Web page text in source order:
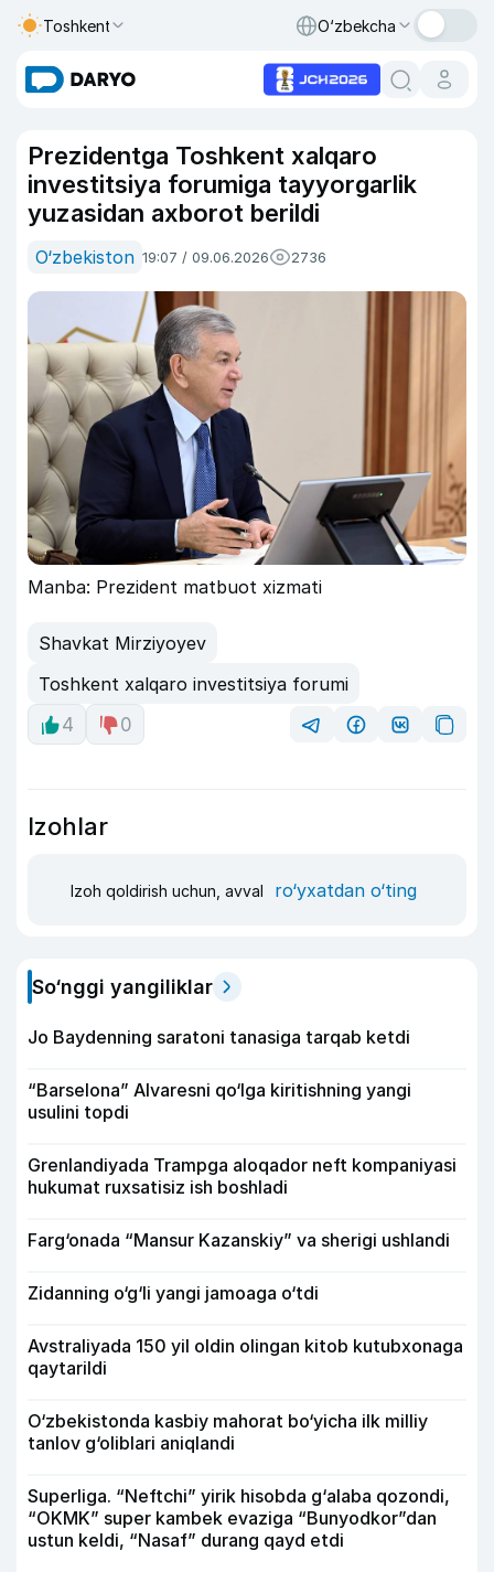
Toshkent O‘zbekcha
Prezidentga Toshkent xalqaro
investitsiya forumiga tayyorgarlik
yuzasidan axborot berildi
O‘zbekiston 19:07 / 09.06.2026 2736
Manba: Prezident matbuot xizmati
Shavkat Mirziyoyev
Toshkent xalqaro investitsiya forumi
4
0
Izohlar
Izoh qoldirish uchun, avval ro‘yxatdan o‘ting
So‘nggi yangiliklar
Jo Baydenning saratoni tanasiga tarqab ketdi
“Barselona” Alvaresni qo‘lga kiritishning yangi
usulini topdi
Grenlandiyada Trampga aloqador neft kompaniyasi
hukumat ruxsatisiz ish boshladi
Farg‘onada “Mansur Kazanskiy” va sherigi ushlandi
Zidanning o‘g‘li yangi jamoaga o‘tdi
Avstraliyada 150 yil oldin olingan kitob kutubxonaga
qaytarildi
O‘zbekistonda kasbiy mahorat bo‘yicha ilk milliy
tanlov g‘oliblari aniqlandi
Superliga. “Neftchi” yirik hisobda g‘alaba qozondi,
“OKMK” super kambek evaziga “Bunyodkor”dan
ustun keldi, “Nasaf” durang qayd etdi